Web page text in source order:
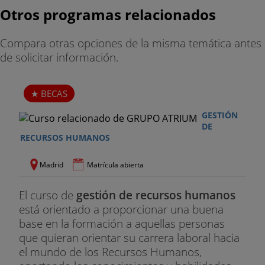
Otros programas relacionados
Compara otras opciones de la misma temática antes
de solicitar información.
BECAS
GESTIÓN
DE
RECURSOS HUMANOS
Madrid Matrícula abierta
El curso de gestión de recursos humanos
está orientado a proporcionar una buena
base en la formación a aquellas personas
que quieran orientar su carrera laboral hacia
el mundo de los Recursos Humanos,